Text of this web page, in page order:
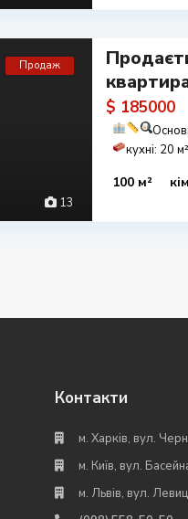
13
Продаж
$ 185000
кухні: 20
100 м²
Контакти
м. Харків, вул.
м. Київ, вул.
м. Львів, вул.